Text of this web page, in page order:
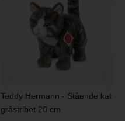
Teddy Hermann - Stående kat
gråstribet 20 cm